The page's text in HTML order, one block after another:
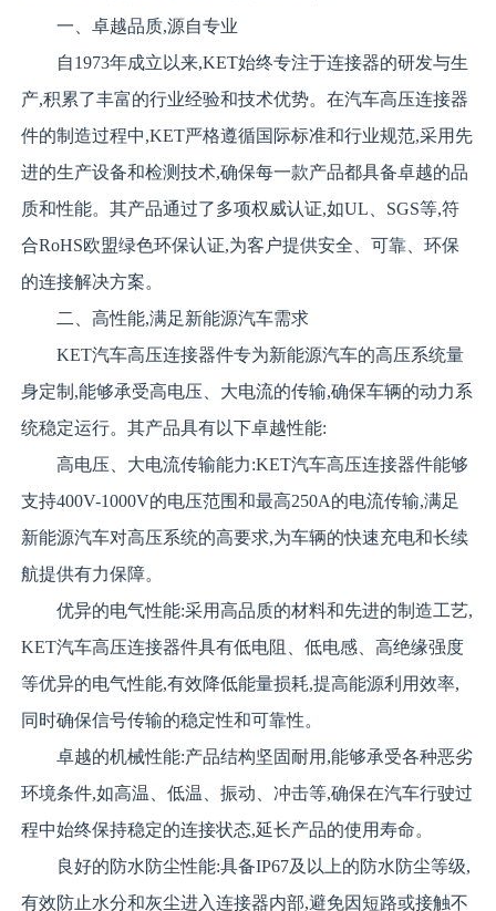
一、卓越品质,源自专业
自1973年成立以来,KET始终专注于连接器的研发与生
产,积累了丰富的行业经验和技术优势。在汽车高压连接器
件的制造过程中,KET严格遵循国际标准和行业规范,采用先
进的生产设备和检测技术,确保每一款产品都具备卓越的品
质和性能。其产品通过了多项权威认证,如UL、SGS等,符
合RoHS欧盟绿色环保认证,为客户提供安全、可靠、环保
的连接解决方案。
二、高性能,满足新能源汽车需求
KET汽车高压连接器件专为新能源汽车的高压系统量
身定制,能够承受高电压、大电流的传输,确保车辆的动力系
统稳定运行。其产品具有以下卓越性能:
高电压、大电流传输能力:KET汽车高压连接器件能够
支持400V-1000V的电压范围和最高250A的电流传输,满足
新能源汽车对高压系统的高要求,为车辆的快速充电和长续
航提供有力保障。
优异的电气性能:采用高品质的材料和先进的制造工艺,
KET汽车高压连接器件具有低电阻、低电感、高绝缘强度
等优异的电气性能,有效降低能量损耗,提高能源利用效率,
同时确保信号传输的稳定性和可靠性。
卓越的机械性能:产品结构坚固耐用,能够承受各种恶劣
环境条件,如高温、低温、振动、冲击等,确保在汽车行驶过
程中始终保持稳定的连接状态,延长产品的使用寿命。
良好的防水防尘性能:具备IP67及以上的防水防尘等级,
有效防止水分和灰尘进入连接器内部,避免因短路或接触不